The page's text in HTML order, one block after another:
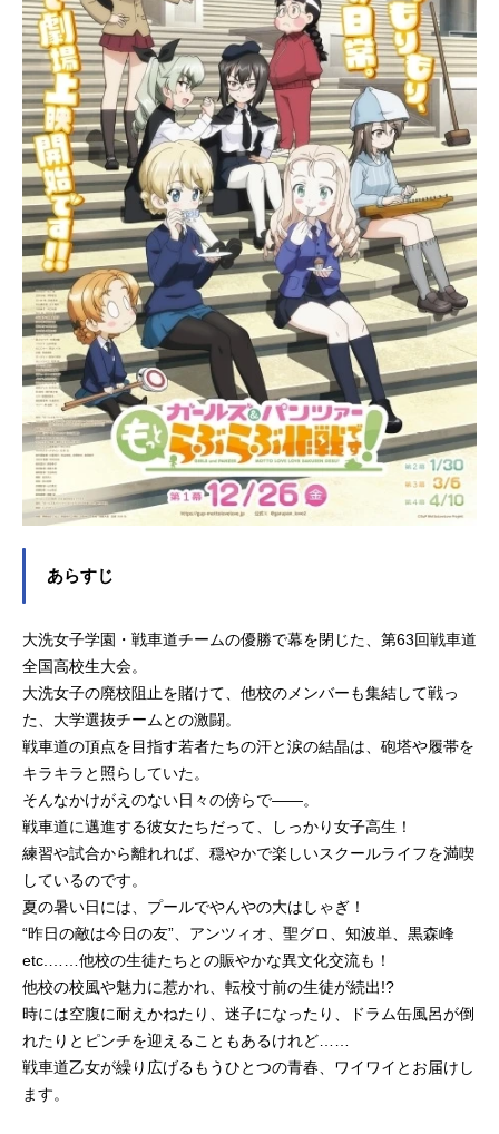
あらすじ
大洗女子学園・戦車道チームの優勝で幕を閉じた、第63回戦車道
全国高校生大会。
大洗女子の廃校阻止を賭けて、他校のメンバーも集結して戦っ
た、大学選抜チームとの激闘。
戦車道の頂点を目指す若者たちの汗と涙の結晶は、砲塔や履帯を
キラキラと照らしていた。
そんなかけがえのない日々の傍らで――。
戦車道に邁進する彼女たちだって、しっかり女子高生！
練習や試合から離れれば、穏やかで楽しいスクールライフを満喫
しているのです。
夏の暑い日には、プールでやんやの大はしゃぎ！
“昨日の敵は今日の友”、アンツィオ、聖グロ、知波単、黒森峰
etc.……他校の生徒たちとの賑やかな異文化交流も！
他校の校風や魅力に惹かれ、転校寸前の生徒が続出!?
時には空腹に耐えかねたり、迷子になったり、ドラム缶風呂が倒
れたりとピンチを迎えることもあるけれど……
戦車道乙女が繰り広げるもうひとつの青春、ワイワイとお届けし
ます。